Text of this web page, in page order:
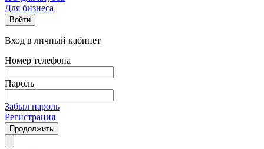
Для бизнеса
Войти
Вход в личный кабинет
Номер телефона
Пароль
Забыл пароль
Регистрация
Продолжить